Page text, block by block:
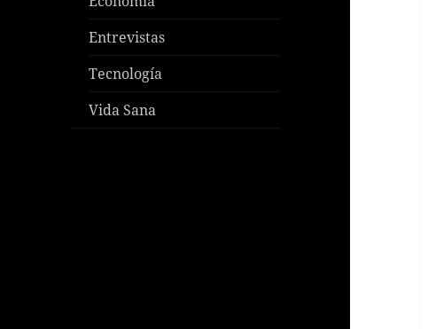
Entrevistas
Tecnología
Vida Sana